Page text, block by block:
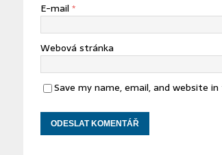
E-mail *
Webová stránka
Save my name, email, and website